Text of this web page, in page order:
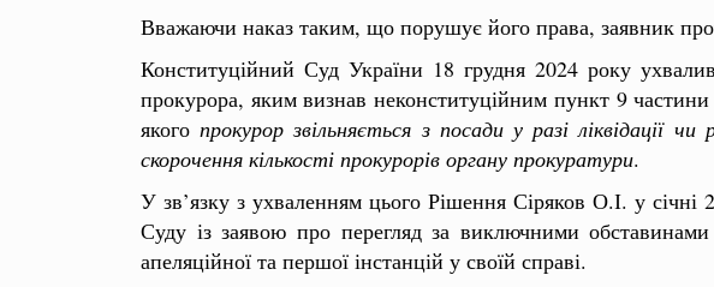
Вважаючи наказ таким, що порушує його права, заявник
Конституційний Суд України 18 грудня 2024 року
прокурора, яким визнав неконституційним пункт 9
якого прокурор звільняється з посади у разі ліквідації
скорочення кількості прокурорів органу прокуратури.
У зв’язку з ухваленням цього Рішення Сіряков О.І. у січні
Суду із заявою про перегляд за виключними
апеляційної та першої інстанцій у своїй справі.